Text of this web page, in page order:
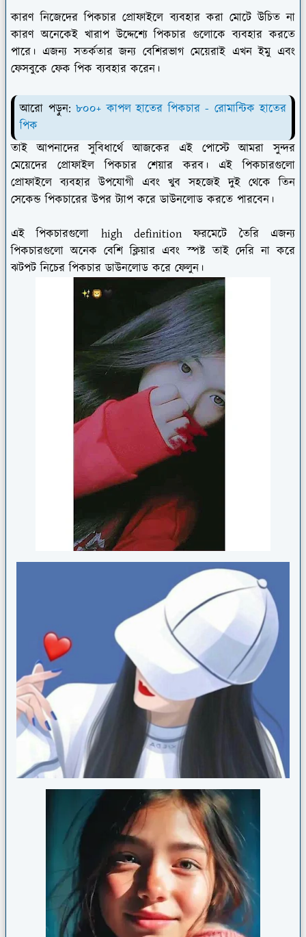
কারণ নিজেদের পিকচার প্রোফাইলে ব্যবহার করা মোটে উচিত না
কারণ অনেকেই খারাপ উদ্দেশ্যে পিকচার গুলোকে ব্যবহার করতে
পারে। এজন্য সতর্কতার জন্য বেশিরভাগ মেয়েরাই এখন ইমু এবং
ফেসবুকে ফেক পিক ব্যবহার করেন।
আরো পড়ুন: ৮০০+ কাপল হাতের পিকচার - রোমান্টিক হাতের
পিক
তাই আপনাদের সুবিধার্থে আজকের এই পোস্টে আমরা সুন্দর
মেয়েদের প্রোফাইল পিকচার শেয়ার করব। এই পিকচারগুলো
প্রোফাইলে ব্যবহার উপযোগী এবং খুব সহজেই দুই থেকে তিন
সেকেন্ড পিকচারের উপর ট্যাপ করে ডাউনলোড করতে পারবেন।
এই পিকচারগুলো high definition ফরমেটে তৈরি এজন্য
পিকচারগুলো অনেক বেশি ক্লিয়ার এবং স্পষ্ট তাই দেরি না করে
ঝটপট নিচের পিকচার ডাউনলোড করে ফেলুন।